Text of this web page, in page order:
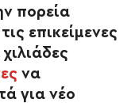
πορεία
επικείμενες
να
για νέο